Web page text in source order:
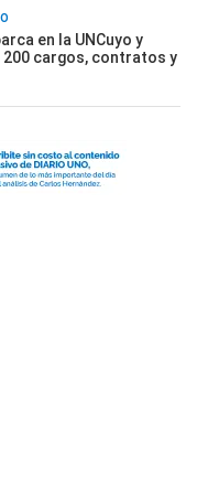
en la UNCuyo y
cargos, contratos y